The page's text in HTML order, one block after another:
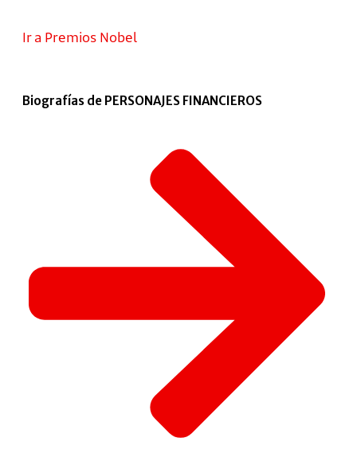
Ir a Premios Nobel
Biografías de PERSONAJES FINANCIEROS